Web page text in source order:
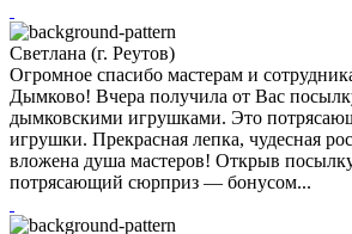
Светлана (г. Реутов)
Огромное спасибо мастерам и
Дымково! Вчера получила от Вас
дымковскими игрушками. Это
игрушки. Прекрасная лепка, чудесная
вложена душа мастеров! Открыв
потрясающий сюрприз — бонусом...